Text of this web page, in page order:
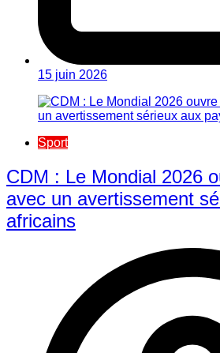
15 juin 2026
Sport
CDM : Le Mondial 2026
avec un avertissement
africains